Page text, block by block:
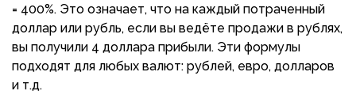
= 400%. Это означает, что на каждый потраченный
доллар или рубль, если вы ведёте продажи в рублях,
вы получили 4 доллара прибыли. Эти формулы
подходят для любых валют: рублей, евро, долларов
и т.д.